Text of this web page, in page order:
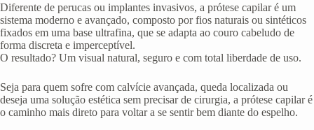
Diferente de perucas ou implantes invasivos, a prótese capilar é um
sistema moderno e avançado, composto por fios naturais ou sintéticos
fixados em uma base ultrafina, que se adapta ao couro cabeludo de
forma discreta e imperceptível.
O resultado? Um visual natural, seguro e com total liberdade de uso.
Seja para quem sofre com calvície avançada, queda localizada ou
deseja uma solução estética sem precisar de cirurgia, a prótese capilar é
o caminho mais direto para voltar a se sentir bem diante do espelho.